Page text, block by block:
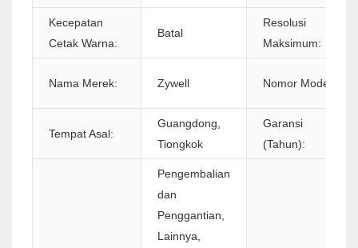
Kecepatan
Cetak Warna:
Batal
Resolusi
Maksimum:
Nama Merek: Zywell Nomor Model:
Tempat Asal:
Guangdong,
Tiongkok
Garansi
(Tahun):
Pengembalian
dan
Penggantian,
Lainnya,